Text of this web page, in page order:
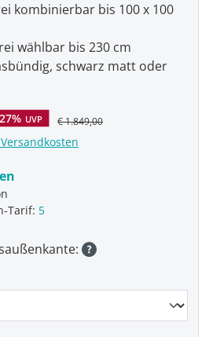
UVP € 1.849,00
Tarif: 5
kombinierbar bis 100 x 100
wählbar bis 230 cm
schwarz matt oder